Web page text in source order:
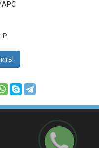
APC
₽
Заказать
звонок